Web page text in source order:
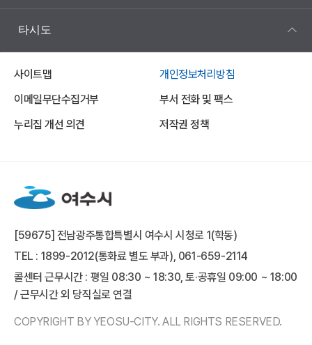
타시도
사이트맵
개인정보처리방침
이메일무단수집거부
부서 전화 및 팩스
누리집 개선 의견
저작권 정책
[59675] 전남광주통합특별시 여수시 시청로 1(학동)
TEL : 1899-2012(통화료 별도 부과), 061-659-2114
콜센터 근무시간 : 평일 08:30 ~ 18:30, 토·공휴일 09:00 ~ 18:00
/ 근무시간 외 당직실로 연결
COPYRIGHT BY YEOSU-CITY. ALL RIGHTS RESERVED.